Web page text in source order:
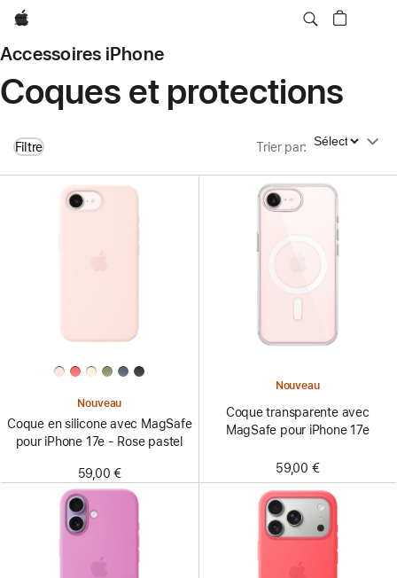
Apple
Accessoires iPhone
Coques et protections
Filtre Trier par: Trier par
Nouveau
Coque en silicone avec MagSafe
pour iPhone 17e - Rose pastel
59,00 €
Nouveau
Coque transparente avec
MagSafe pour iPhone 17e
59,00 €